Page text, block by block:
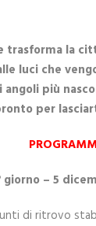
trasforma la
luci che
angoli più
per
giorno – 5
di ritrovo